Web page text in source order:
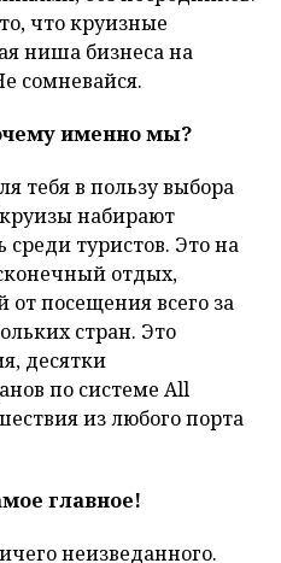
что круизные
ниша бизнеса на
сомневайся.
именно мы?
тебя в пользу выбора
набирают
туристов. Это на
отдых,
посещения всего за
стран. Это
десятки
по системе All
из любого порта
главное!
неизведанного.